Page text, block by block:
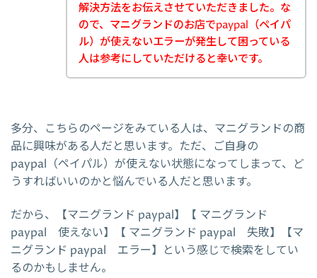
解決方法をお伝えさせていただきました。な
ので、マニグランドのお店でpaypal（ペイパ
ル）が使えないエラーが発生して困っている
人は参考にしていただけると幸いです。
多分、こちらのページをみている人は、マニグランドの商
品に興味がある人だと思います。ただ、ご自身の
paypal（ペイパル）が使えない状態になってしまって、ど
うすればいいのかと悩んでいる人だと思います。
だから、【マニグランド paypal】【 マニグランド
paypal 使えない】【 マニグランド paypal 失敗】【マ
ニグランド paypal エラー】という感じで検索をしてい
るのかもしません。